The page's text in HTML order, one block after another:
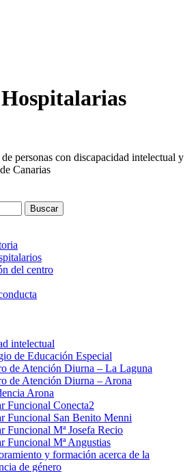
personas con discapacidad intelectual y
Canarias
del centro
intelectual
de Educación Especial
de Atención Diurna – La Laguna
de Atención Diurna – Arona
Arona
Funcional Conecta2
Funcional San Benito Menni
Funcional Mª Josefa Recio
Funcional Mª Angustias
y formación acerca de la
de género